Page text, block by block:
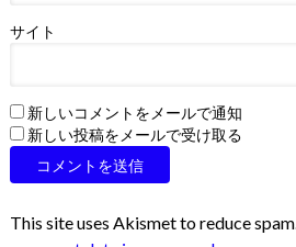
サイト
新しいコメントをメールで通知
新しい投稿をメールで受け取る
This site uses Akismet to reduce spam.